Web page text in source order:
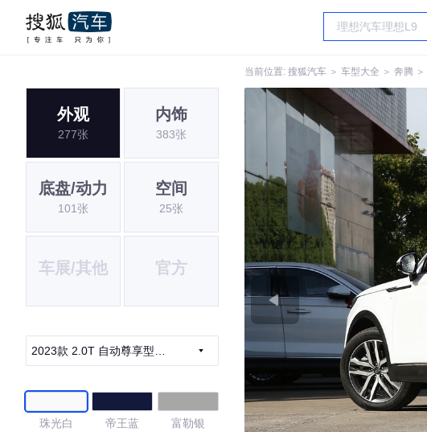
当前位置: 搜狐汽车 ＞ 车型大全 ＞ 奔腾 ＞
外观
277张
内饰
383张
底盘/动力
101张
空间
25张
车展/其他 官方
2023款 2.0T 自动尊享型
珠光白 帝王蓝 富勒银